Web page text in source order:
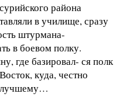
района
в училище, сразу
штурмана-
в боевом полку.
где базировал- ся полк
куда, честно
лучшему…